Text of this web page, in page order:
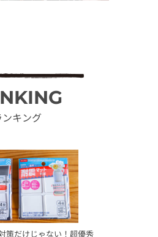
ンキング
策だけじゃない！超優秀